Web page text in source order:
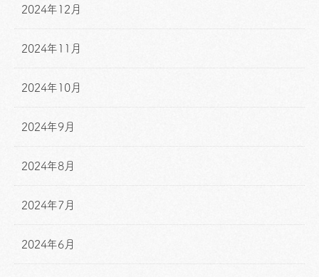
2024年12月
2024年11月
2024年10月
2024年9月
2024年8月
2024年7月
2024年6月